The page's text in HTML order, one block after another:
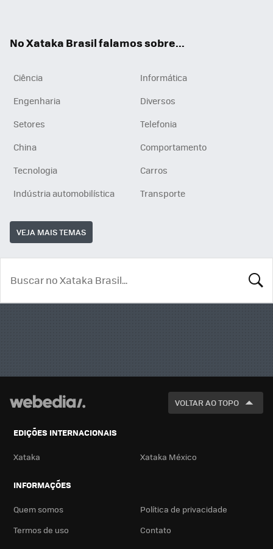
No Xataka Brasil falamos sobre...
Ciência
Informática
Engenharia
Diversos
Setores
Telefonia
China
Comportamento
Tecnologia
Carros
Indústria automobilística
Transporte
VEJA MAIS TEMAS
VOLTAR AO TOPO
EDIÇÕES INTERNACIONAIS
Xataka Xataka México
INFORMAÇÕES
Quem somos
Política de privacidade
Termos de uso
Contato